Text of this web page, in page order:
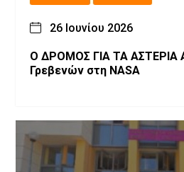
26 Ιουνίου 2026
Ο ΔΡΟΜΟΣ ΓΙΑ ΤΑ ΑΣΤΕΡΙΑ Από τον Ζιάκα
Γρεβενών στη NASA